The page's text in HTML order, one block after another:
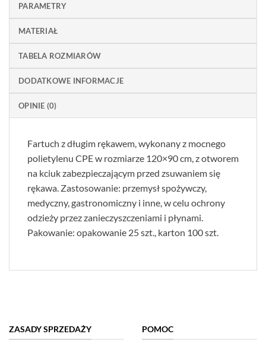
PARAMETRY
MATERIAŁ
TABELA ROZMIARÓW
DODATKOWE INFORMACJE
OPINIE (0)
Fartuch z długim rękawem, wykonany z mocnego
polietylenu CPE w rozmiarze 120×90 cm, z otworem
na kciuk zabezpieczającym przed zsuwaniem się
rękawa. Zastosowanie: przemysł spożywczy,
medyczny, gastronomiczny i inne, w celu ochrony
odzieży przez zanieczyszczeniami i płynami.
Pakowanie: opakowanie 25 szt., karton 100 szt.
ZASADY SPRZEDAŻY POMOC